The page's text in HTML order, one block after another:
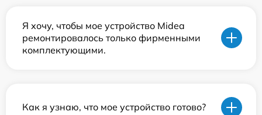
Я хочу, чтобы мое устройство Midea
ремонтировалось только фирменными
комплектующими.
Как я узнаю, что мое устройство готово?